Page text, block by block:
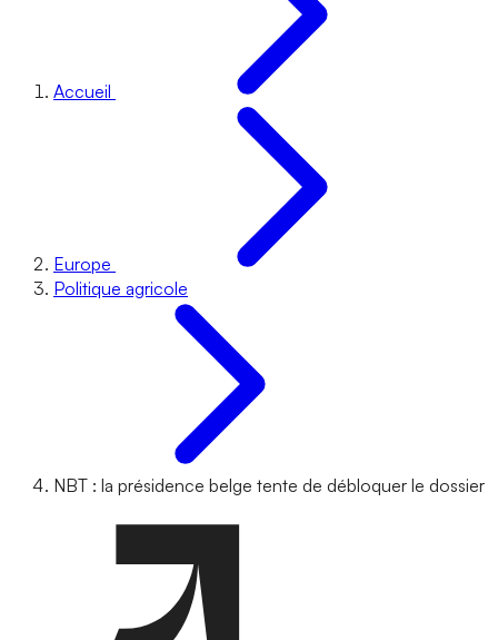
Accueil
Europe
Politique agricole
NBT : la présidence belge tente de débloquer le dossier